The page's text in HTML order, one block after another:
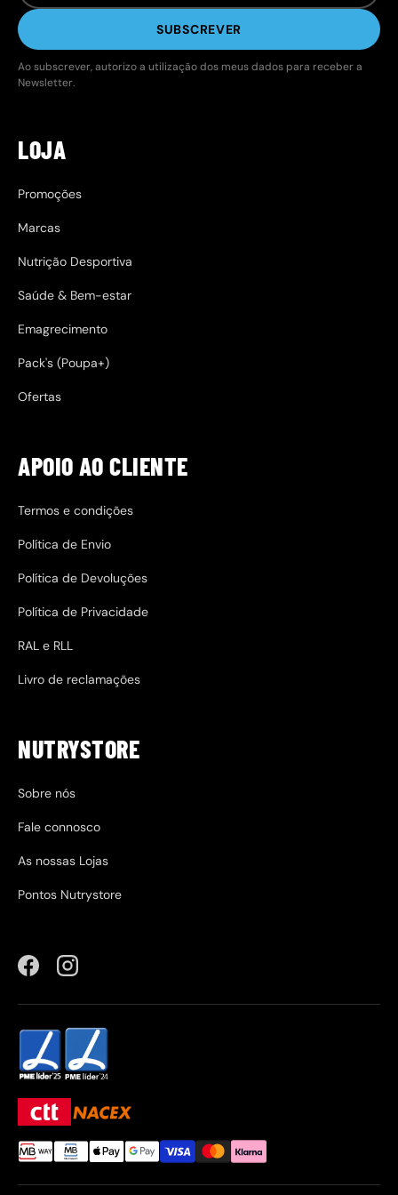
SUBSCREVER
Ao subscrever, autorizo a utilização dos meus dados para receber a
Newsletter.
LOJA
Promoções
Marcas
Nutrição Desportiva
Saúde & Bem-estar
Emagrecimento
Pack's (Poupa+)
Ofertas
APOIO AO CLIENTE
Termos e condições
Política de Envio
Política de Devoluções
Política de Privacidade
RAL e RLL
Livro de reclamações
NUTRYSTORE
Sobre nós
Fale connosco
As nossas Lojas
Pontos Nutrystore
FacebookInstagram